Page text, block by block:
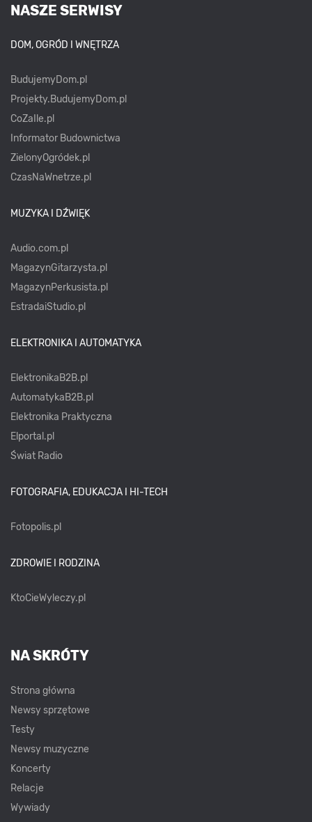
NASZE SERWISY
DOM, OGRÓD I WNĘTRZA
BudujemyDom.pl
Projekty.BudujemyDom.pl
CoZaIle.pl
Informator Budownictwa
ZielonyOgródek.pl
CzasNaWnetrze.pl
MUZYKA I DŹWIĘK
Audio.com.pl
MagazynGitarzysta.pl
MagazynPerkusista.pl
EstradaiStudio.pl
ELEKTRONIKA I AUTOMATYKA
ElektronikaB2B.pl
AutomatykaB2B.pl
Elektronika Praktyczna
Elportal.pl
Świat Radio
FOTOGRAFIA, EDUKACJA I HI-TECH
Fotopolis.pl
ZDROWIE I RODZINA
KtoCieWyleczy.pl
NA SKRÓTY
Strona główna
Newsy sprzętowe
Testy
Newsy muzyczne
Koncerty
Relacje
Wywiady